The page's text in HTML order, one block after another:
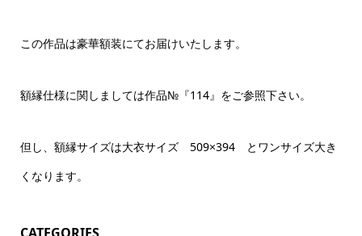
この作品は豪華額装にてお届けいたします。
額縁仕様に関しましては作品№『114』をご参照下さい。
但し、額縁サイズは大衣サイズ 509×394 とワンサイズ大き
くなります。